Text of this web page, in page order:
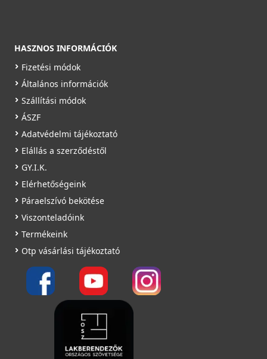
HASZNOS INFORMÁCIÓK
Fizetési módok
Általános információk
Szállítási módok
ÁSZF
Adatvédelmi tájékoztató
Elállás a szerződéstől
GY.I.K.
Elérhetőségeink
Páraelszívó bekötése
Viszonteladóink
Termékeink
Otp vásárlási tájékoztató